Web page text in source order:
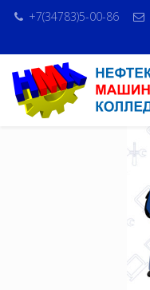
+7(34783)5-00-86